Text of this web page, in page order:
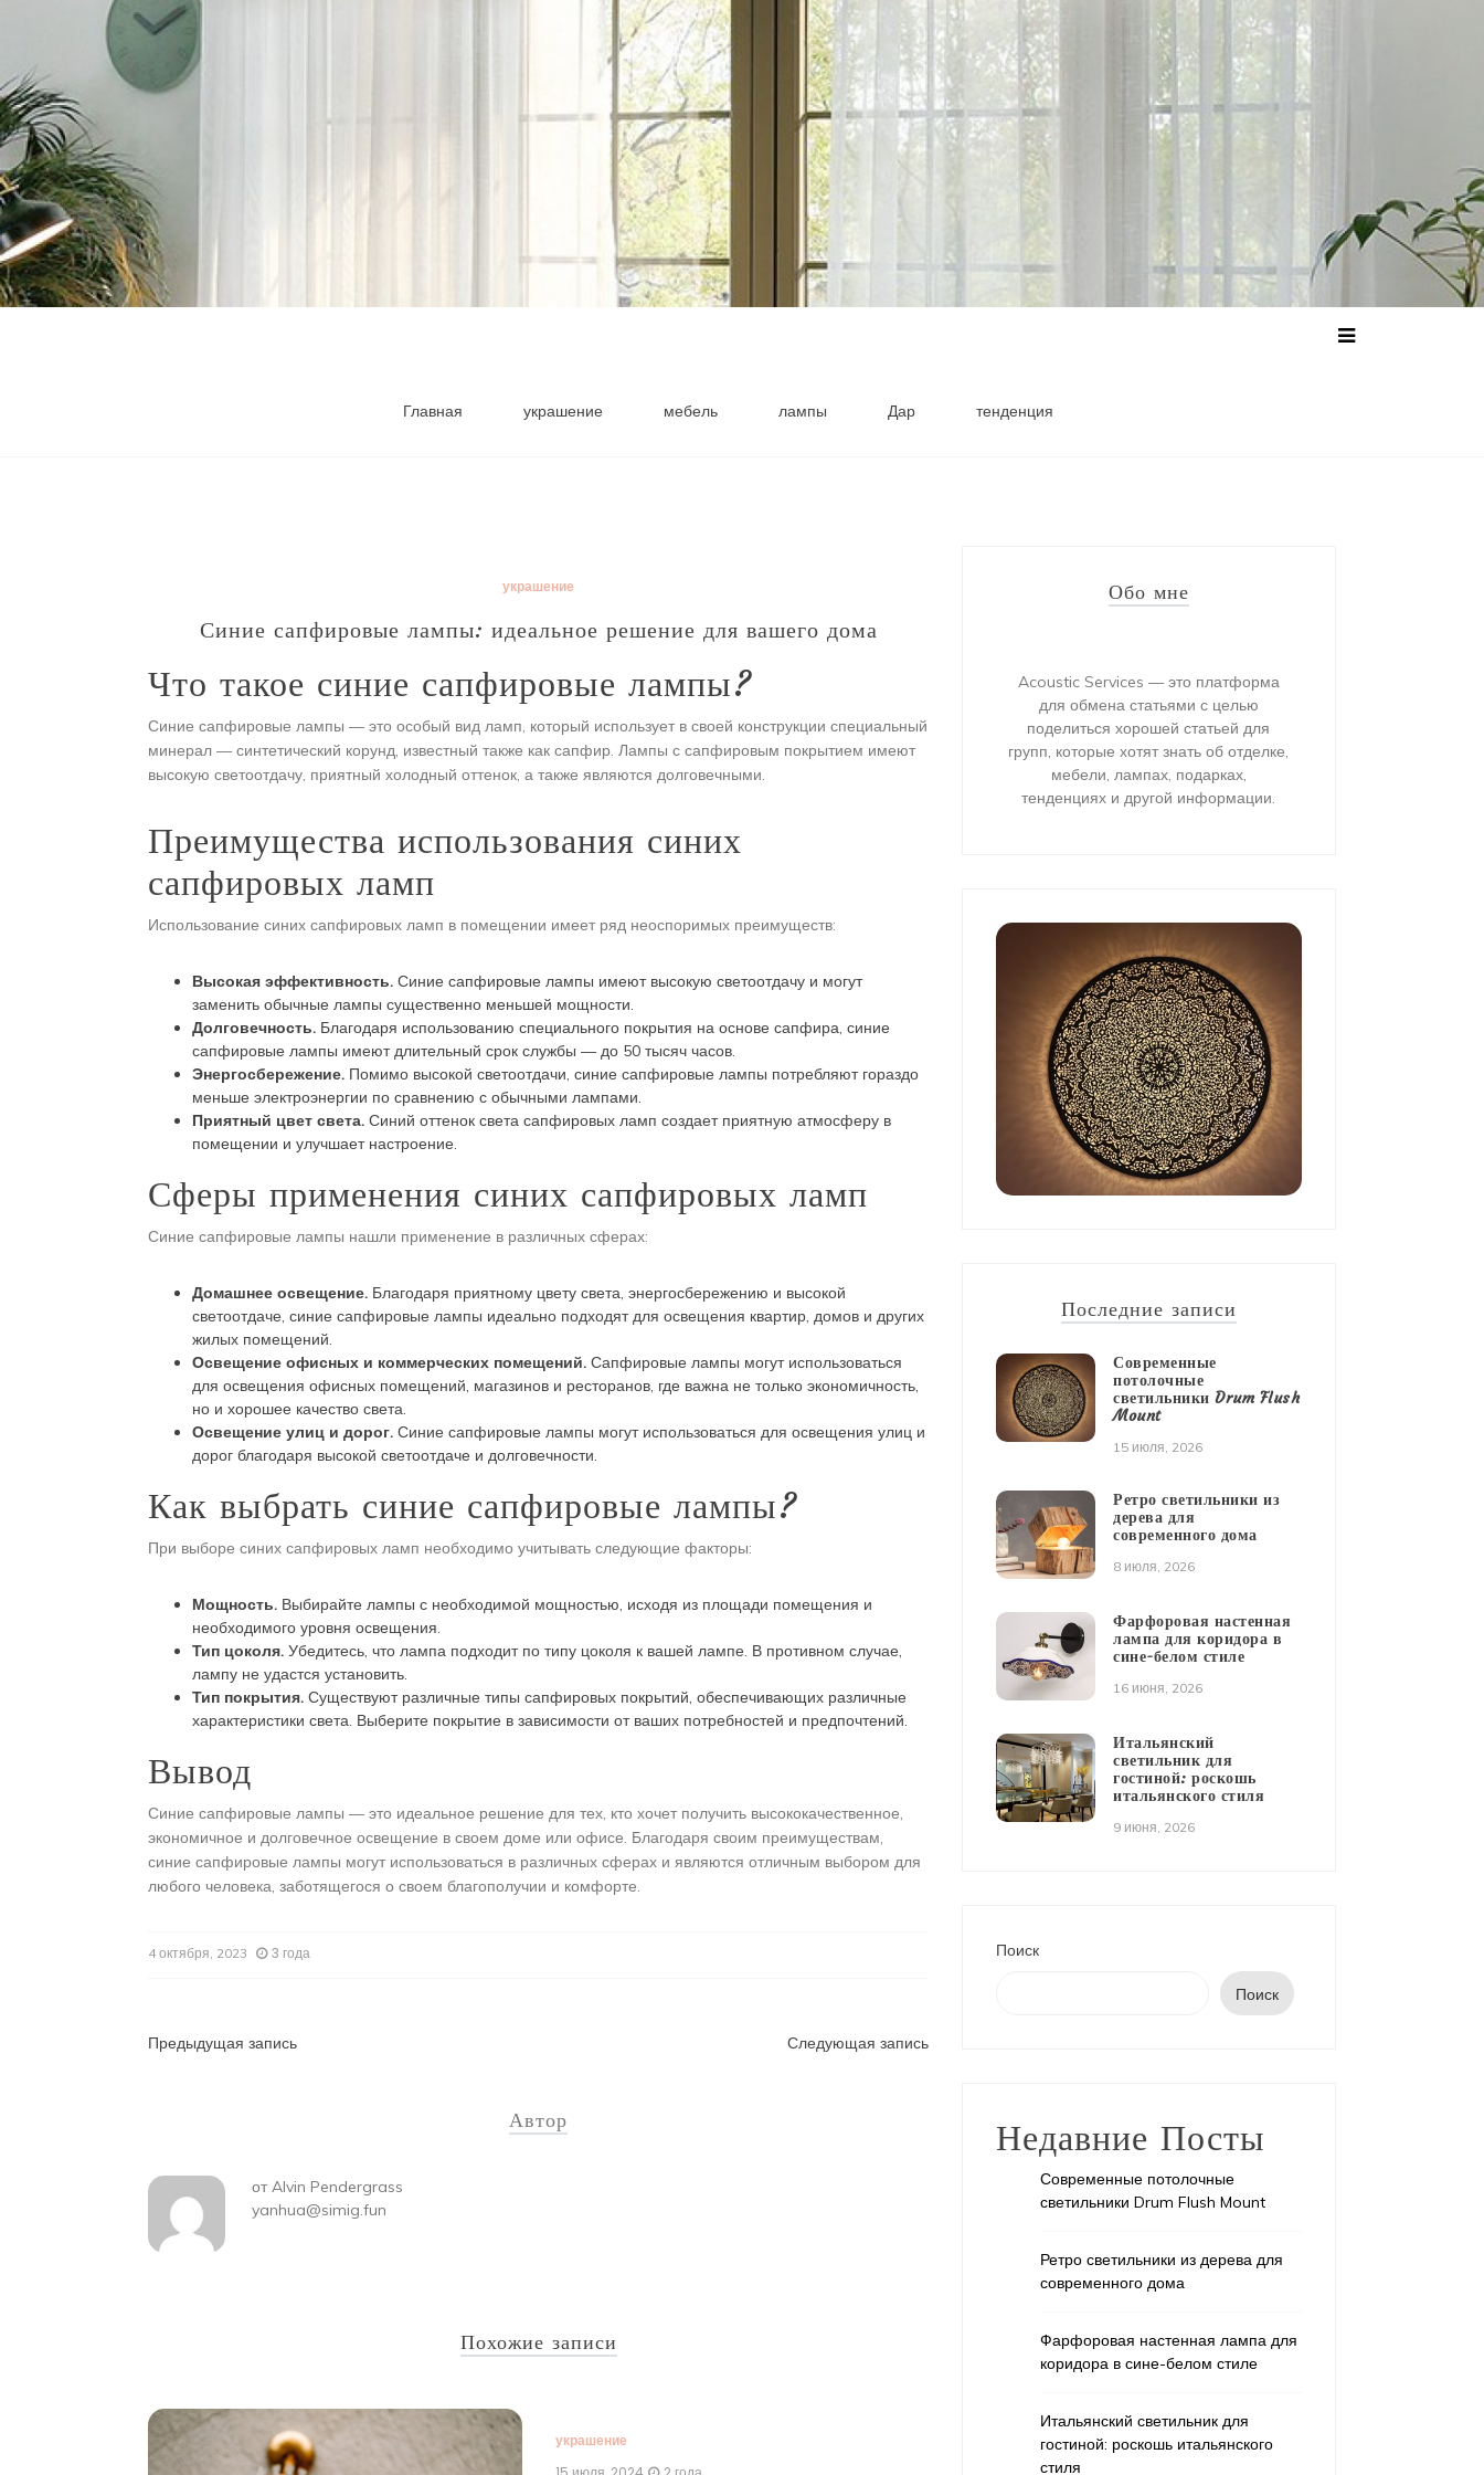
Главная украшение мебель лампы Дар тенденция
украшение
Синие сапфировые лампы: идеальное решение для вашего дома
Что такое синие сапфировые лампы?
Синие сапфировые лампы — это особый вид ламп, который использует в своей конструкции специальный
минерал — синтетический корунд, известный также как сапфир. Лампы с сапфировым покрытием имеют
высокую светоотдачу, приятный холодный оттенок, а также являются долговечными.
Преимущества использования синих
сапфировых ламп
Использование синих сапфировых ламп в помещении имеет ряд неоспоримых преимуществ:
Высокая эффективность. Синие сапфировые лампы имеют высокую светоотдачу и могут
заменить обычные лампы существенно меньшей мощности.
Долговечность. Благодаря использованию специального покрытия на основе сапфира, синие
сапфировые лампы имеют длительный срок службы — до 50 тысяч часов.
Энергосбережение. Помимо высокой светоотдачи, синие сапфировые лампы потребляют гораздо
меньше электроэнергии по сравнению с обычными лампами.
Приятный цвет света. Синий оттенок света сапфировых ламп создает приятную атмосферу в
помещении и улучшает настроение.
Сферы применения синих сапфировых ламп
Синие сапфировые лампы нашли применение в различных сферах:
Домашнее освещение. Благодаря приятному цвету света, энергосбережению и высокой
светоотдаче, синие сапфировые лампы идеально подходят для освещения квартир, домов и других
жилых помещений.
Освещение офисных и коммерческих помещений. Сапфировые лампы могут использоваться
для освещения офисных помещений, магазинов и ресторанов, где важна не только экономичность,
но и хорошее качество света.
Освещение улиц и дорог. Синие сапфировые лампы могут использоваться для освещения улиц и
дорог благодаря высокой светоотдаче и долговечности.
Как выбрать синие сапфировые лампы?
При выборе синих сапфировых ламп необходимо учитывать следующие факторы:
Мощность. Выбирайте лампы с необходимой мощностью, исходя из площади помещения и
необходимого уровня освещения.
Тип цоколя. Убедитесь, что лампа подходит по типу цоколя к вашей лампе. В противном случае,
лампу не удастся установить.
Тип покрытия. Существуют различные типы сапфировых покрытий, обеспечивающих различные
характеристики света. Выберите покрытие в зависимости от ваших потребностей и предпочтений.
Вывод
Синие сапфировые лампы — это идеальное решение для тех, кто хочет получить высококачественное,
экономичное и долговечное освещение в своем доме или офисе. Благодаря своим преимуществам,
синие сапфировые лампы могут использоваться в различных сферах и являются отличным выбором для
любого человека, заботящегося о своем благополучии и комфорте.
4 октября, 2023 3 года
Навигация
Предыдущая запись Следующая запись
Автор
отAlvin Pendergrass
yanhua@simig.fun
Похожие записи
украшение
Обо мне
Acoustic Services — это платформа
для обмена статьями с целью
поделиться хорошей статьей для
групп, которые хотят знать об отделке,
мебели, лампах, подарках,
тенденциях и другой информации.
Последние записи
Современные
потолочные
светильники Drum Flush
Mount
15 июля, 2026
Ретро светильники из
дерева для
современного дома
8 июля, 2026
Фарфоровая настенная
лампа для коридора в
сине-белом стиле
16 июня, 2026
Итальянский
светильник для
гостиной: роскошь
итальянского стиля
9 июня, 2026
Поиск
Поиск
Недавние Посты
Современные потолочные
светильники Drum Flush Mount
Ретро светильники из дерева для
современного дома
Фарфоровая настенная лампа для
коридора в сине-белом стиле
Итальянский светильник для
гостиной: роскошь итальянского
стиля